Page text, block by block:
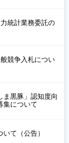
統計業務委託の
競争入札につい
ま黒豚」認知度向
集について
て（公告）